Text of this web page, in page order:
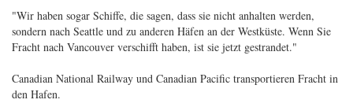
"Wir haben sogar Schiffe, die sagen, dass sie nicht anhalten werden,
sondern nach Seattle und zu anderen Häfen an der Westküste. Wenn Sie
Fracht nach Vancouver verschifft haben, ist sie jetzt gestrandet."
Canadian National Railway und Canadian Pacific transportieren Fracht in
den Hafen.